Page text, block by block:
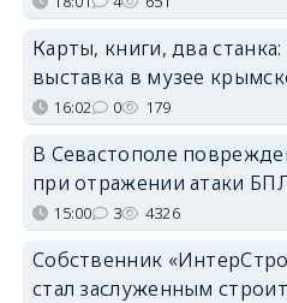
Карты, книги, два
выставка в музее
16:02 0 179
В Севастополе
при отражении атаки
15:00 3 4326
Собственник
стал заслуженным